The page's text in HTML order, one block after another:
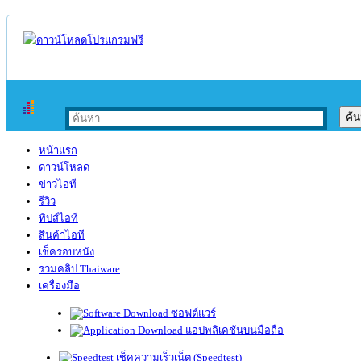
หน้าแรก
ดาวน์โหลด
ข่าวไอที
รีวิว
ทิปส์ไอที
สินค้าไอที
เช็ครอบหนัง
รวมคลิป Thaiware
เครื่องมือ
ซอฟต์แวร์
แอปพลิเคชันบนมือถือ
เช็คความเร็วเน็ต (Speedtest)